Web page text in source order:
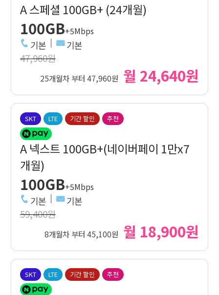
A 스페셜 100GB+ (24개월)
100GB+5Mbps
기본 기본
47,960원
25개월차 부터 47,960원 월 24,640원
SKT LTE 기간 할인 추천
A 넥스트 100GB+(네이버페이 1만x7
개월)
100GB+5Mbps
기본 기본
59,400원
8개월차 부터 45,100원 월 18,900원
SKT LTE 기간 할인 추천